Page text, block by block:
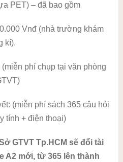
PET) – đã bao gồm
Vnđ (nhà trường khám
kí).
phí chụp tại văn phòng
(miễn phí sách 365 câu hỏi
tính + điện thoại)
GTVT Tp.HCM sẽ đổi tài
A2 mới, từ 365 lên thành